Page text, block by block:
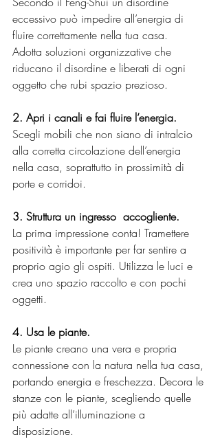
eccessivo può impedire all’energia di
fluire correttamente nella tua casa.
Adotta soluzioni organizzative che
riducano il disordine e liberati di ogni
oggetto che rubi spazio prezioso.
2. Apri i canali e fai fluire l’energia.
Scegli mobili che non siano di intralcio
alla corretta circolazione dell’energia
nella casa, soprattutto in prossimità di
porte e corridoi.
3. Struttura un ingresso  accogliente.
La prima impressione conta! Tramettere
positività è importante per far sentire a
proprio agio gli ospiti. Utilizza le luci e
crea uno spazio raccolto e con pochi
oggetti.
4. Usa le piante.
Le piante creano una vera e propria
connessione con la natura nella tua casa,
portando energia e freschezza. Decora le
stanze con le piante, scegliendo quelle
più adatte all’illuminazione a
disposizione.